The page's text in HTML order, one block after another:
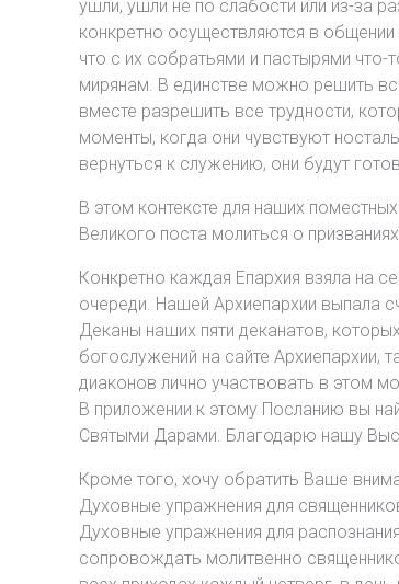
ушли, ушли не по слабости или из-за
конкретно осуществляются в
что с их собратьями и пастырями
мирянам. В единстве можно решить
вместе разрешить все трудности,
моменты, когда они чувствуют
вернуться к служению, они будут
В этом контексте для наших
Великого поста молиться о
Конкретно каждая Епархия взяла на
очереди. Нашей Архиепархии выпала
Деканы наших пяти деканатов,
богослужений на сайте
диаконов лично участвовать в этом
В приложении к этому Посланию вы
Святыми Дарами. Благодарю нашу
Кроме того, хочу обратить Ваше
Духовные упражнения для
Духовные упражнения для
сопровождать молитвенно